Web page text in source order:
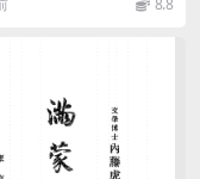
截图： ...
8.8